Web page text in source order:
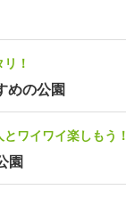
！
めの公園
ワイワイ楽しもう！
園